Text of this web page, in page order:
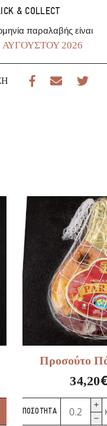
& COLLECT
παραλαβής είναι
ΑΥΓΟΎΣΤΟΥ 2026
Προσούτο
34,20
ΠΟΣΌΤΗΤΑ
Προσούτο
Πάρμας